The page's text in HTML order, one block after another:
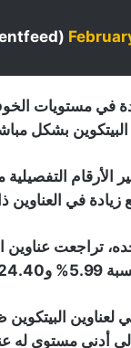
في مستويات
بشكل
زيادة في